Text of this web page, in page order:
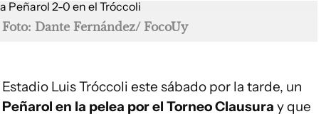
Foto: Dante Fernández/ FocoUy
Luis Tróccoli este sábado por la tarde, un
en la pelea por el Torneo Clausura y que